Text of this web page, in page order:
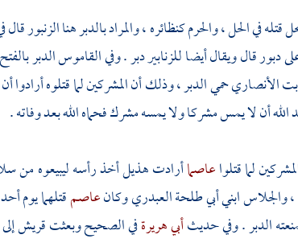
في الحل ، والحرم كنظائره ، والمراد بالدبر هنا الزنبور
دبور قال ويقال أيضا للزنابير دبر . وفي القاموس الدبر
الأنصاريحمي الدبر ، وذلك أن المشركين لما قتلوه أرادوا
أن لا يمس مشركا ولا يمسه مشرك فحماه الله بعد وفاته .
لما قتلواعاصماأرادتهذيلأخذ رأسه ليبيعوه من
، والجلاسابنيأبي طلحة العبدريوكانعاصمقتلهما يومأحد
الدبر . وفي حديثأبي هريرةفي الصحيح وبعثت قريش إلى